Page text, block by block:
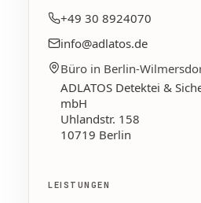
+49 30 8924070
info@adlatos.de
Büro in Berlin-
ADLATOS Detektei &
mbH
Uhlandstr. 158
10719 Berlin
LEISTUNGEN